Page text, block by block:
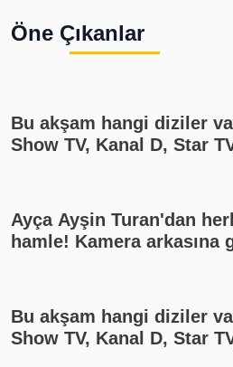
Öne Çıkanlar
Bu akşam hangi diziler
Show TV, Kanal D, Star
Ayça Ayşin Turan'dan
hamle! Kamera arkasına
Bu akşam hangi diziler
Show TV, Kanal D, Star